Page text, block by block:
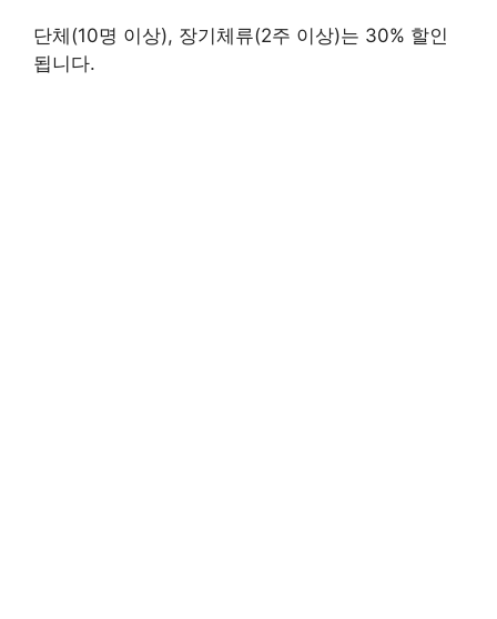
단체(10명 이상), 장기체류(2주 이상)는 30% 할인
됩니다.